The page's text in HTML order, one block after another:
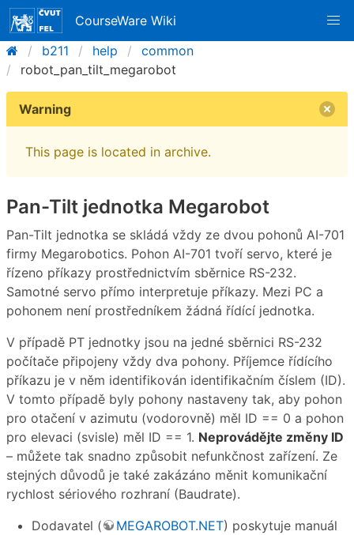
CourseWare Wiki
b211
help
common
robot_pan_tilt_megarobot
Warning
This page is located in archive.
Pan-Tilt jednotka Megarobot
Pan-Tilt jednotka se skládá vždy ze dvou pohonů AI-701
firmy Megarobotics. Pohon AI-701 tvoří servo, které je
řízeno příkazy prostřednictvím sběrnice RS-232.
Samotné servo přímo interpretuje příkazy. Mezi PC a
pohonem není prostředníkem žádná řídící jednotka.
V případě PT jednotky jsou na jedné sběrnici RS-232
počítače připojeny vždy dva pohony. Příjemce řídícího
příkazu je v něm identifikován identifikačním číslem (ID).
V tomto případě byly pohony nastaveny tak, aby pohon
pro otačení v azimutu (vodorovně) měl ID == 0 a pohon
pro elevaci (svisle) měl ID == 1. Neprovádějte změny ID
– můžete tak snadno způsobit nefunkčnost zařízení. Ze
stejných důvodů je také zakázáno měnit komunikační
rychlost sériového rozhraní (Baudrate).
Dodavatel (
MEGAROBOT.NET) poskytuje manuál